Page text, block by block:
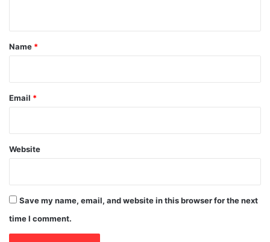
*
Name *
Email *
Website
Save my name, email, and website in this browser for the next
time I comment.